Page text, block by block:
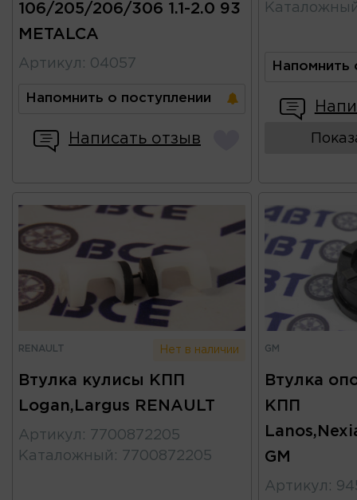
106/205/206/306 1.1-2.0 93
METALCA
Артикул : 04057
Напомнить о поступлении
Написать отзыв
Напомнить
RENAULT Нет в наличии
Втулка кулисы КПП
Logan,Largus RENAULT
Артикул :
7700872205
Каталожный : 7700872205
GM
Втулка
КПП
GM
Артикул :